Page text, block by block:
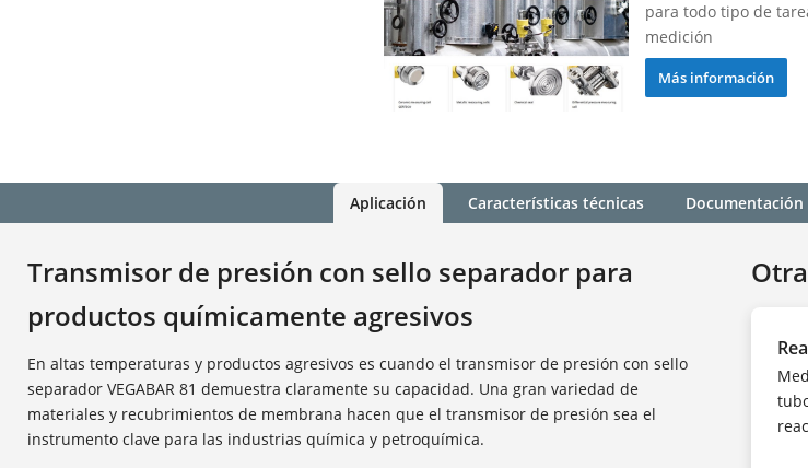
para todo tipo de
medición
Más información
Aplicación Características técnicas Documentación
Transmisor de presión con sello separador para
productos químicamente agresivos
En altas temperaturas y productos agresivos es cuando el transmisor de presión con sello
separador VEGABAR 81 demuestra claramente su capacidad. Una gran variedad de
materiales y recubrimientos de membrana hacen que el transmisor de presión sea el
instrumento clave para las industrias química y petroquímica.